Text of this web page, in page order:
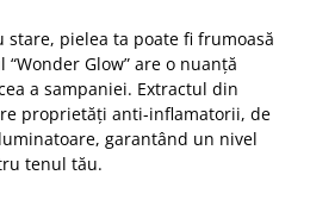
stare, pielea ta poate fi frumoasă
Glow” are o nuanță
a sampaniei. Extractul din
proprietăți anti-inflamatorii, de
garantând un nivel
tenul tău.